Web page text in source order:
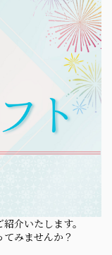
介いたします。
みませんか？